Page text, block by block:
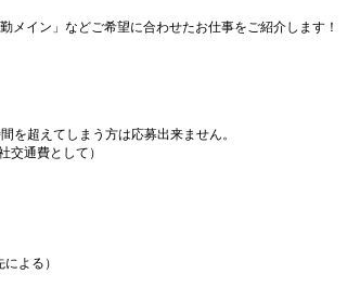
イン」などご希望に合わせたお仕事をご紹介します！
を超えてしまう方は応募出来ません。
通費として）
よる）